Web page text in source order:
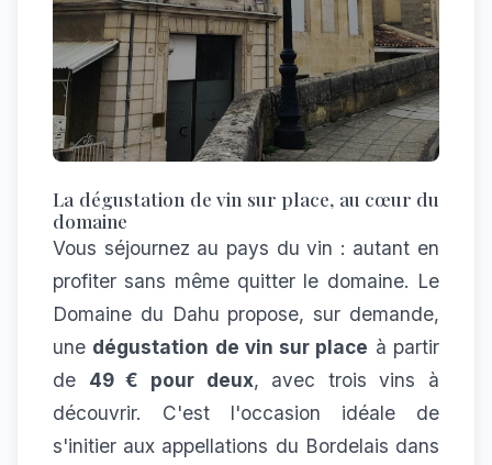
La dégustation de vin sur place, au cœur du
domaine
Vous séjournez au pays du vin : autant en
profiter sans même quitter le domaine. Le
Domaine du Dahu propose, sur demande,
une dégustation de vin sur place à partir
de 49 € pour deux, avec trois vins à
découvrir. C'est l'occasion idéale de
s'initier aux appellations du Bordelais dans